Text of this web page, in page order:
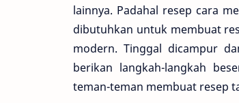
lainnya. Padahal resep cara
dibutuhkan untuk membuat
modern. Tinggal dicampur
berikan langkah-langkah
teman-teman membuat resep